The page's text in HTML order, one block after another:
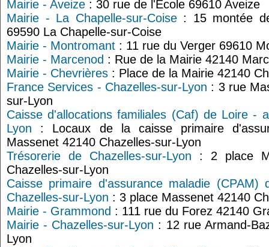
Mairie - Aveize : 30 rue de l'École 69610 Aveize
Mairie - La Chapelle-sur-Coise: 15 montée
69590 La Chapelle-sur-Coise
Mairie - Montromant : 11 rue du Verger 69610
Mairie - Marcenod : Rue de la Mairie 42140
Mairie - Chevrières : Place de la Mairie 42140
France Services - Chazelles-sur-Lyon : 3 rue
sur-Lyon
Caisse d'allocations familiales (Caf) de Loire -
Lyon : Locaux de la caisse primaire
Massenet 42140 Chazelles-sur-Lyon
Trésorerie de Chazelles-sur-Lyon : 2 place
Chazelles-sur-Lyon
Caisse primaire d'assurance maladie
Chazelles-sur-Lyon : 3 place Massenet 42140
Mairie - Grammond : 111 rue du Forez 42140
Mairie - Chazelles-sur-Lyon : 12 rue Armand-
Lyon